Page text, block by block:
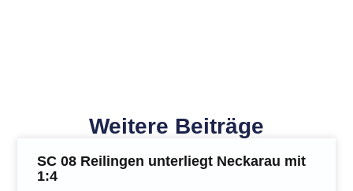
Weitere Beiträge
SC 08 Reilingen unterliegt Neckarau mit
1:4